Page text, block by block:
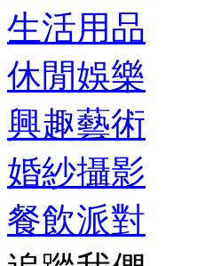
生活用品
休閒娛樂
興趣藝術
婚紗攝影
餐飲派對